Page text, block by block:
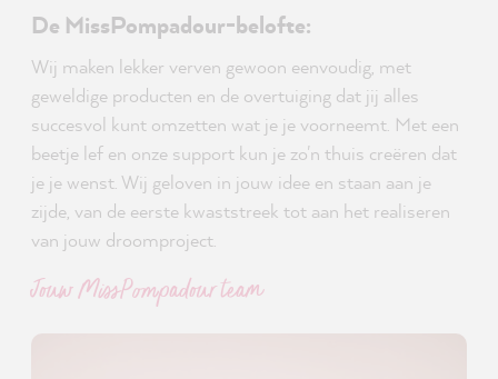
De MissPompadour-belofte:
Wij maken lekker verven gewoon eenvoudig, met
geweldige producten en de overtuiging dat jij alles
succesvol kunt omzetten wat je je voorneemt. Met een
beetje lef en onze support kun je zo'n thuis creëren dat
je je wenst. Wij geloven in jouw idee en staan aan je
zijde, van de eerste kwaststreek tot aan het realiseren
van jouw droomproject.
Jouw MissPompadour team